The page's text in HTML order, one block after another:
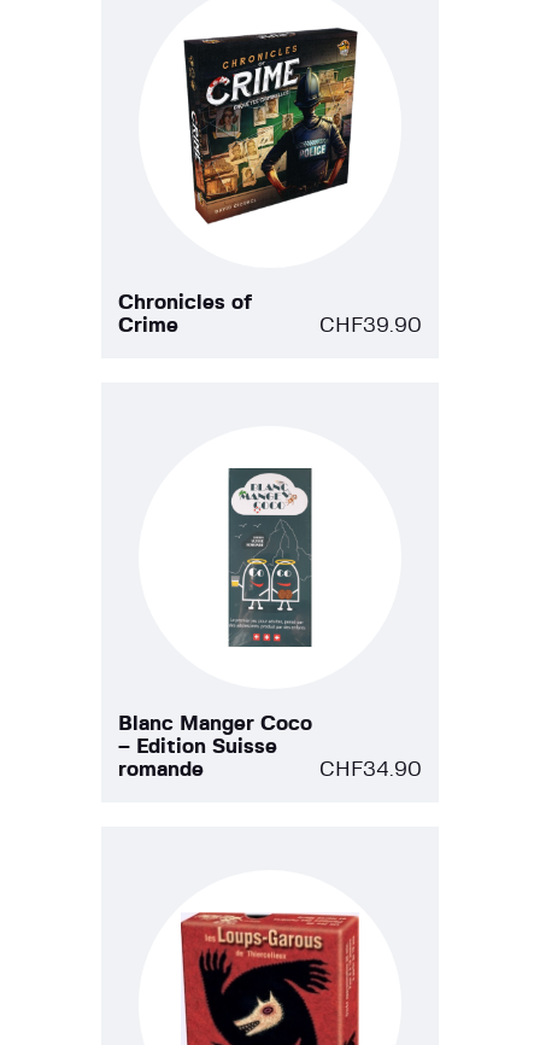
Chronicles of
Crime
CHF39.90
Blanc Manger Coco
– Edition Suisse
romande
CHF34.90